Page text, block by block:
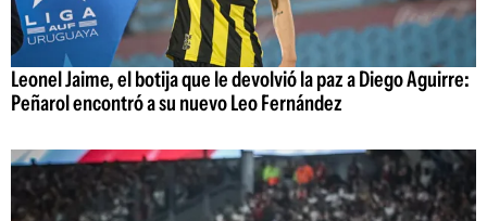
Leonel Jaime, el botija que le devolvió la paz a Diego Aguirre:
Peñarol encontró a su nuevo Leo Fernández